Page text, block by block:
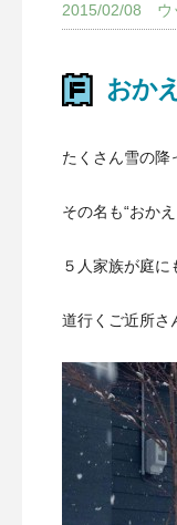
2015/02/08 ウ
おか
たくさん雪の降
その名も“おか
５人家族が庭
道行くご近所さ